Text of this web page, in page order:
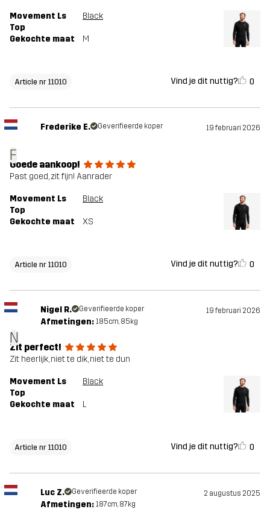
Movement Ls
Top
Black
Gekochte maat M
Article nr 11010 Vind je dit nuttig? 0
F
Frederike E. Geverifieerde koper 19 februari 2026
Goede aankoop!
Past goed, zit fijn! Aanrader
Movement Ls
Top
Black
Gekochte maat XS
Article nr 11010 Vind je dit nuttig? 0
N
Nigel R. Geverifieerde koper 19 februari 2026
Afmetingen: 185cm, 85kg
Zit perfect!
Zit heerlijk, niet te dik, niet te dun
Movement Ls
Top
Black
Gekochte maat L
Article nr 11010 Vind je dit nuttig? 0
Luc Z. Geverifieerde koper 2 augustus 2025
Afmetingen: 187cm, 87kg